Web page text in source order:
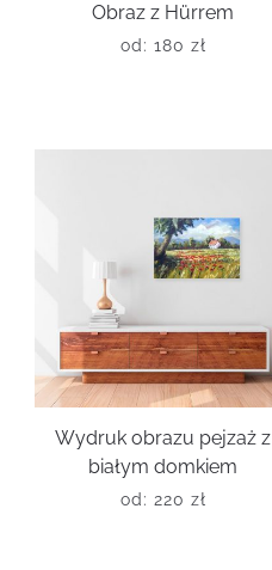
Obraz z Hürrem
od: 180 zł
Wydruk obrazu pejzaż z
białym domkiem
od: 220 zł